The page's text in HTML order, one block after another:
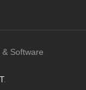
& Software
.